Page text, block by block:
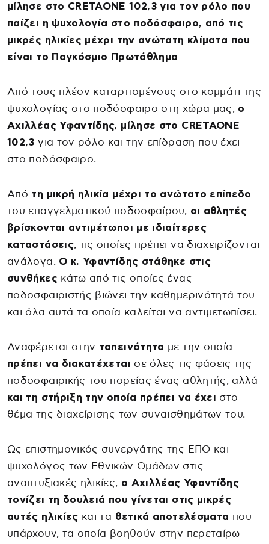
μίλησε στο CRETAONE 102,3 για τον ρόλο που
παίζει η ψυχολογία στο ποδόσφαιρο, από τις
μικρές ηλικίες μέχρι την ανώτατη κλίματα που
είναι το Παγκόσμιο Πρωτάθλημα
Από τους πλέον καταρτισμένους στο κομμάτι της
ψυχολογίας στο ποδόσφαιρο στη χώρα μας, ο
Αχιλλέας Υφαντίδης, μίλησε στο CRETAONE
102,3 για τον ρόλο και την επίδραση που έχει
στο ποδόσφαιρο.
Από τη μικρή ηλικία μέχρι το ανώτατο επίπεδο
του επαγγελματικού ποδοσφαίρου, οι αθλητές
βρίσκονται αντιμέτωποι με ιδιαίτερες
καταστάσεις, τις οποίες πρέπει να διαχειρίζονται
ανάλογα. Ο κ. Υφαντίδης στάθηκε στις
συνθήκεςκάτω από τις οποίες ένας
ποδοσφαιριστής βιώνει την καθημερινότητά του
και όλα αυτά τα οποία καλείται να αντιμετωπίσει.
Αναφέρεται στην ταπεινότητα με την οποία
πρέπει να διακατέχεται σε όλες τις φάσεις της
ποδοσφαιρικής του πορείας ένας αθλητής, αλλά
και τη στήριξη την οποία πρέπει να έχει στο
θέμα της διαχείρισης των συναισθημάτων του.
Ως επιστημονικός συνεργάτης της ΕΠΟ και
ψυχολόγος των Εθνικών Ομάδων στις
αναπτυξιακές ηλικίες, ο Αχιλλέας Υφαντίδης
τονίζει τη δουλειά που γίνεται στις μικρές
αυτές ηλικίες και τα θετικά αποτελέσματα που
υπάρχουν, τα οποία βοηθούν στην περεταίρω